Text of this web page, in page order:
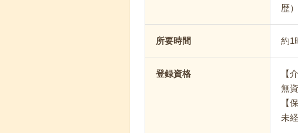
歴
所要時間 約1
登録資格
【
無
【
未